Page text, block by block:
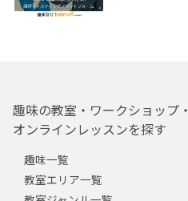
趣味の教室・ワークショップ・
オンラインレッスンを探す
趣味一覧
教室エリア一覧